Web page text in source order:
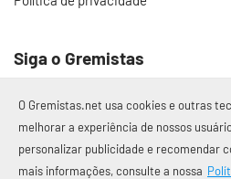
Siga o Gremistas
© 2017 – 2026
Gremistas.net —
O Gremistas.net usa cookies e outras
melhorar a experiência de nossos
personalizar publicidade e recomendar
mais informações, consulte a nossa